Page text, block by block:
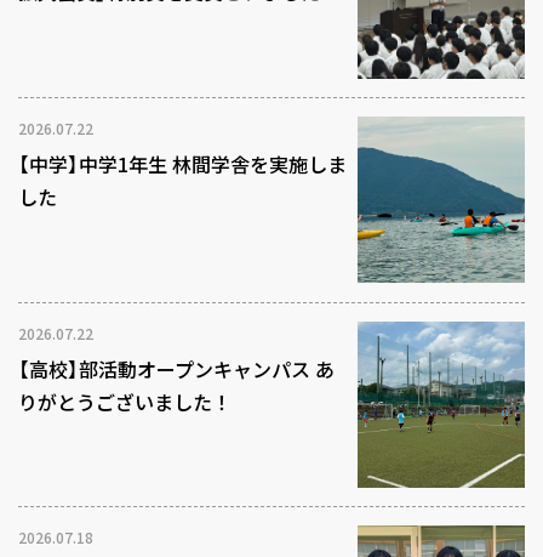
2026.07.22
【中学】中学1年生 林間学舎を実施しま
した
2026.07.22
【高校】部活動オープンキャンパス あ
りがとうございました！
2026.07.18